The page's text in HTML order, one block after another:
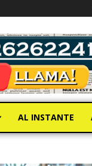
AL INSTANTE